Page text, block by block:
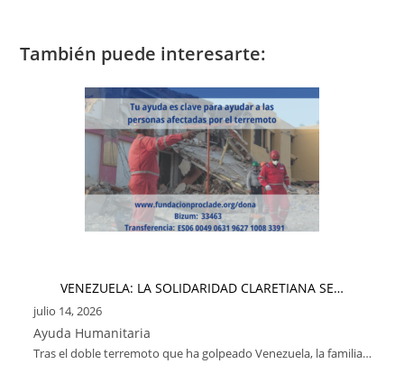
También puede interesarte:
VENEZUELA: LA SOLIDARIDAD CLARETIANA SE…
julio 14, 2026
Ayuda Humanitaria
Tras el doble terremoto que ha golpeado Venezuela, la familia…